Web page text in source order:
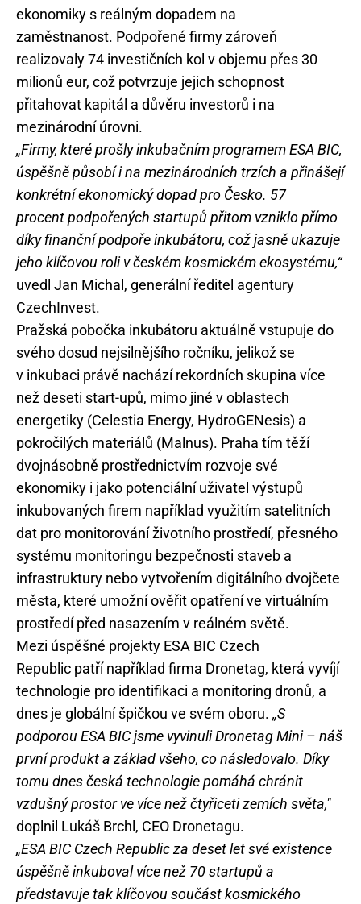
ekonomiky s reálným dopadem na
zaměstnanost. Podpořené firmy zároveň
realizovaly 74 investičních kol v objemu přes 30
milionů eur, což potvrzuje jejich schopnost
přitahovat kapitál a důvěru investorů i na
mezinárodní úrovni.
„Firmy, které prošly inkubačním programem ESA BIC,
úspěšně působí i na mezinárodních trzích a přinášejí
konkrétní ekonomický dopad pro Česko. 57
procent podpořených startupů přitom vzniklo přímo
díky finanční podpoře inkubátoru, což jasně ukazuje
jeho klíčovou roli v českém kosmickém ekosystému,“
uvedl Jan Michal, generální ředitel agentury
CzechInvest.
Pražská pobočka inkubátoru aktuálně vstupuje do
svého dosud nejsilnějšího ročníku, jelikož se
v inkubaci právě nachází rekordních skupina více
než deseti start-upů, mimo jiné v oblastech
energetiky (Celestia Energy, HydroGENesis) a
pokročilých materiálů (Malnus). Praha tím těží
dvojnásobně prostřednictvím rozvoje své
ekonomiky i jako potenciální uživatel výstupů
inkubovaných firem například využitím satelitních
dat pro monitorování životního prostředí, přesného
systému monitoringu bezpečnosti staveb a
infrastruktury nebo vytvořením digitálního dvojčete
města, které umožní ověřit opatření ve virtuálním
prostředí před nasazením v reálném světě.
Mezi úspěšné projekty ESA BIC Czech
Republic patří například firma Dronetag, která vyvíjí
technologie pro identifikaci a monitoring dronů, a
dnes je globální špičkou ve svém oboru. „S
podporou ESA BIC jsme vyvinuli Dronetag Mini – náš
první produkt a základ všeho, co následovalo. Díky
tomu dnes česká technologie pomáhá chránit
vzdušný prostor ve více než čtyřiceti zemích světa,"
doplnil Lukáš Brchl, CEO Dronetagu.
„ESA BIC Czech Republic za deset let své existence
úspěšně inkuboval více než 70 startupů a
představuje tak klíčovou součást kosmického